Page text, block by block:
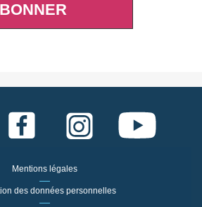
Mentions légales
des données personnelles